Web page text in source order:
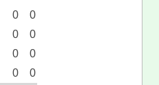
0
0
0
0
0
0
0
0